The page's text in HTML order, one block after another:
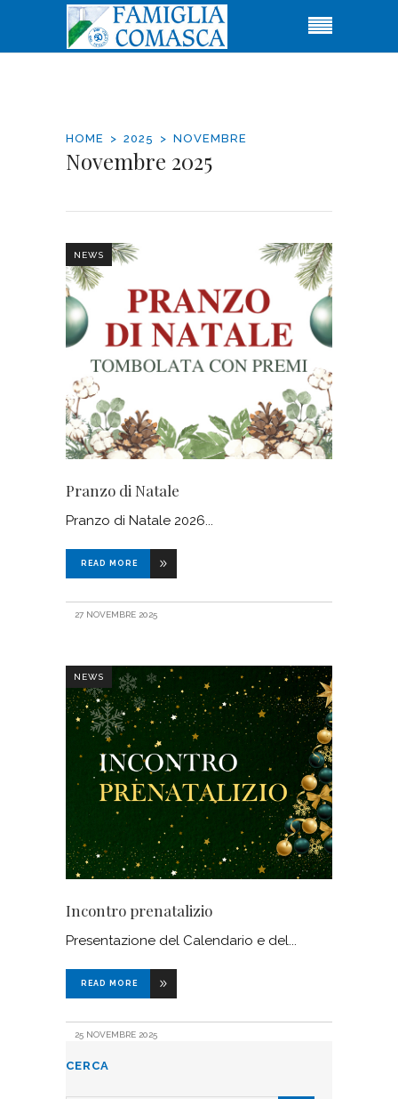
HOME 2025 NOVEMBRE
Novembre 2025
NEWS
Pranzo di Natale
Pranzo di Natale 2026
READ MORE
27 NOVEMBRE 2025
NEWS
Incontro prenatalizio
Presentazione del Calendario e del
READ MORE
25 NOVEMBRE 2025
CERCA